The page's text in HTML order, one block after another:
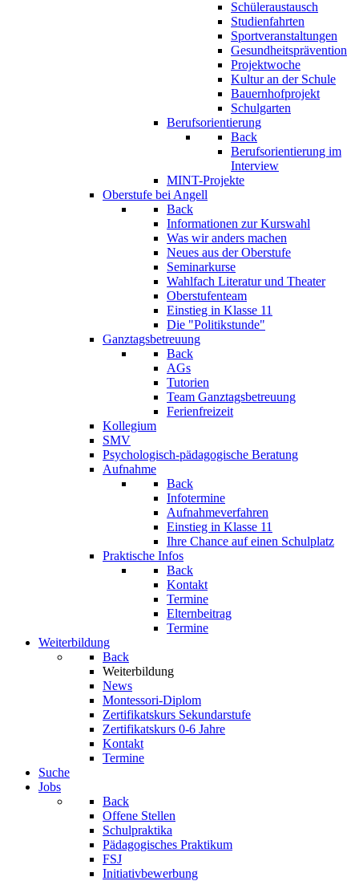
Schüleraustausch
Studienfahrten
Sportveranstaltungen
Gesundheitsprävention
Projektwoche
Kultur an der Schule
Bauernhofprojekt
Schulgarten
Berufsorientierung
Back
Berufsorientierung im
Interview
MINT-Projekte
Oberstufe bei Angell
Back
Informationen zur Kurswahl
Was wir anders machen
Neues aus der Oberstufe
Seminarkurse
Wahlfach Literatur und Theater
Oberstufenteam
Einstieg in Klasse 11
Die "Politikstunde"
Ganztagsbetreuung
Back
AGs
Tutorien
Team Ganztagsbetreuung
Ferienfreizeit
Kollegium
SMV
Psychologisch-pädagogische Beratung
Aufnahme
Back
Infotermine
Aufnahmeverfahren
Einstieg in Klasse 11
Ihre Chance auf einen Schulplatz
Praktische Infos
Back
Kontakt
Termine
Elternbeitrag
Termine
Weiterbildung
Back
Weiterbildung
News
Montessori-Diplom
Zertifikatskurs Sekundarstufe
Zertifikatskurs 0-6 Jahre
Kontakt
Termine
Suche
Jobs
Back
Offene Stellen
Schulpraktika
Pädagogisches Praktikum
FSJ
Initiativbewerbung